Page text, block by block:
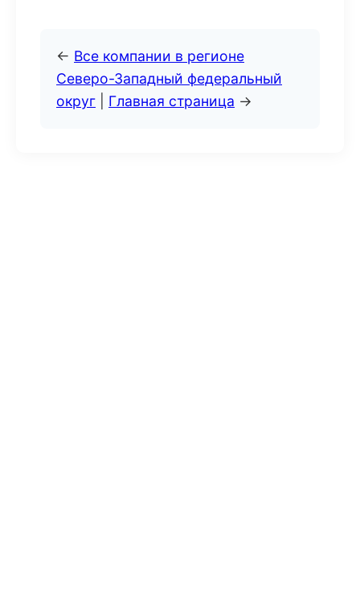
← Все компании в регионе
Северо-Западный федеральный
округ
Главная страница →